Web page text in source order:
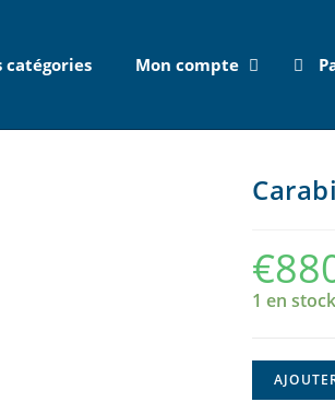
catégories Mon compte
€
1 en stock